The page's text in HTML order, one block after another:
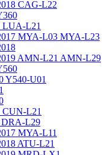
CAG-L22
LUA-L21
MYA-L03 MYA-L23
AMN-L21 AMN-L29
Y540-U01
CUN-L21
DRA-L29
MYA-L11
ATU-L21